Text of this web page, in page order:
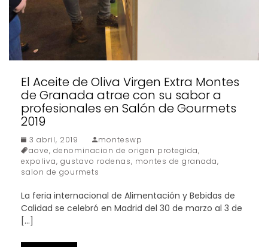
El Aceite de Oliva Virgen Extra Montes
de Granada atrae con su sabor a
profesionales en Salón de Gourmets
2019
3 abril, 2019
monteswp
aove, denominacion de origen protegida,
expoliva, gustavo rodenas, montes de granada,
salon de gourmets
La feria internacional de Alimentación y Bebidas de
Calidad se celebró en Madrid del 30 de marzo al 3 de
[…]